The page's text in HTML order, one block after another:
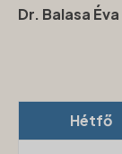
Dr. Balasa Éva
Hétfő